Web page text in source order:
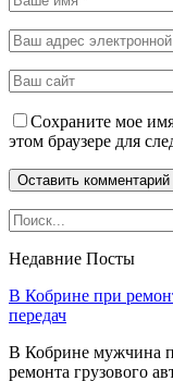
Сохраните мое
этом браузере для
Недавние Посты
В Кобрине при
передач
В Кобрине мужчина
ремонта грузового